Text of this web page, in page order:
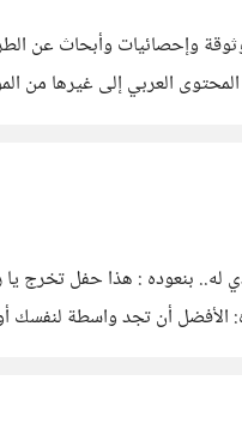
وإحصائيات وأبحاث عن
له.. بنعوده : هذا حفل تخرج
الأفضل أن تجد واسطة لنفسك